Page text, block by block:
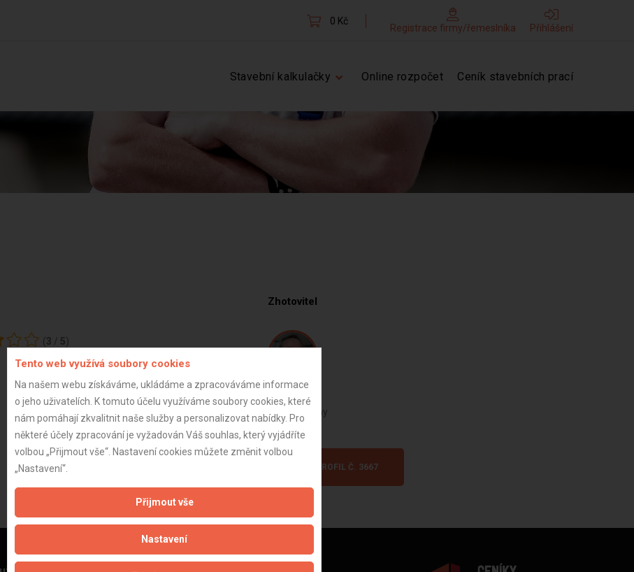
0 Kč
Registrace firmy/řemeslníka Přihlášení
Stavební kalkulačky Online rozpočet Ceník stavebních prací
(3 / 5)
Zhotovitel
Jan J.
Vedoucí skupiny
ZOBRAZIT PROFIL Č. 3667
Tento web využívá soubory cookies
Na našem webu získáváme, ukládáme a zpracováváme informace
o jeho uživatelích. K tomuto účelu využíváme soubory cookies, které
nám pomáhají zkvalitnit naše služby a personalizovat nabídky. Pro
některé účely zpracování je vyžadován Váš souhlas, který vyjádříte
volbou „Přijmout vše“. Nastavení cookies můžete změnit volbou
„Nastavení“.
Přijmout vše
Nastavení